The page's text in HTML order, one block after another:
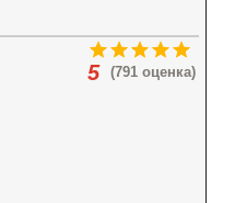
(791 оценка)
5